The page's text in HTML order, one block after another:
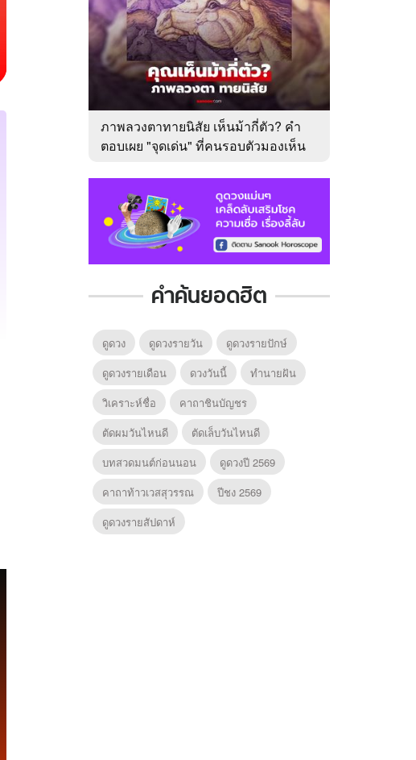
ภาพลวงตาทายนิสัย เห็นม้ากี่ตัว? คำ
ตอบเผย "จุดเด่น" ที่คนรอบตัวมองเห็น
คำค้นยอดฮิต
ดูดวง ดูดวงรายวัน
ดูดวงรายปักษ์
ดูดวงรายเดือน
ดวงวันนี้
ทํานายฝัน
วิเคราะห์ชื่อ
คาถาชินบัญชร
ตัดผมวันไหนดี
ตัดเล็บวันไหนดี
บทสวดมนต์ก่อนนอน
ดูดวงปี 2569
คาถาท้าวเวสสุวรรณ
ปีชง 2569
ดูดวงรายสัปดาห์